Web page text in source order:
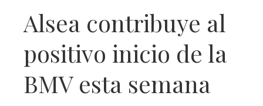
Alsea contribuye al
positivo inicio de la
BMV esta semana